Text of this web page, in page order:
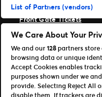
Ticketmaster
Front Gate Tickets
Universe
Verbessere
Partner
Platform Übersicht
Partner &
List of Partners (vendors)
We Care About Your
We and our128 partners
browsing data or unique
Accept Cookies enables
purposes shown under we
provide. Selecting Reject All
disable them. If trackers are